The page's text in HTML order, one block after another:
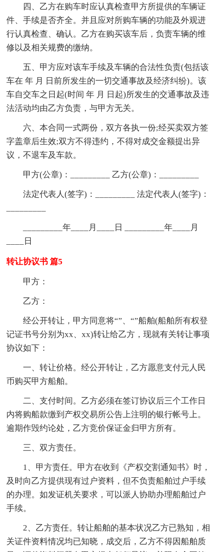
四、乙方在购车时应认真检查甲方所提供的车辆证
件、手续是否齐全。并且应对所购车辆的功能及外观进
行认真检查、确认。乙方在购买该车后，负责车辆的维
修以及相关规费的缴纳。
五、甲方应对该车手续及车辆的合法性负责(包括该
车在 年 月 日前所发生的一切交通事故及经济纠纷)。该
车自交车之日起(时间 年 月 日起)所发生的交通事故及违
法活动均由乙方负责，与甲方无关。
六、本合同一式两份，双方各执一份;经买卖双方签
字盖章后生效;双方不得违约，不得对成交金额提出异
议，不退车及车款。
甲方(公章)：_________ 乙方(公章)：_________
法定代表人(签字)：_________ 法定代表人(签字)：
_________年____月____日 _________年____月
____日
转让协议书 篇5
甲方：
乙方：
经公开转让，甲方同意将“”、“”船舶(船舶所有权登
记证书号分别为xx、xx)转让给乙方，现就有关转让事项
协议如下：
一、转让价格。经公开转让，乙方愿意支付元人民
币购买甲方船舶。
二、支付时间。乙方必须在签订协议后三个工作日
内将购船款缴到产权交易所公告上注明的银行帐号上。
逾期作毁约论处，乙方竞价保证金归甲方所有。
三、双方责任。
1、甲方责任。甲方在收到《产权交割通知书》时，
及时向乙方提供现有过户资料，但不负责船舶过户手续
的办理。如发证机关要求，可以派人协助办理船舶过户
手续。
2、乙方责任。转让船舶的基本状况乙方已熟知，相
关证件资料情况均已知晓，成交后，乙方不得因船舶质